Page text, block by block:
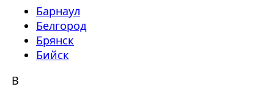
Барнаул
Белгород
Брянск
Бийск
В